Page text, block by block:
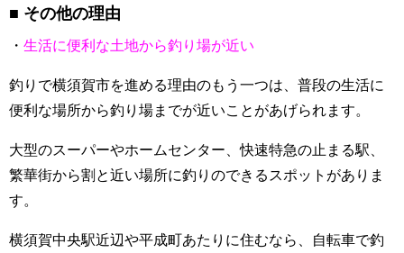
その他の理由
・ 生活に便利な土地から釣り場が近い
釣りで横須賀市を進める理由のもう一つは、普段の生活に
便利な場所から釣り場までが近いことがあげられます。
大型のスーパーやホームセンター、快速特急の止まる駅、
繁華街から割と近い場所に釣りのできるスポットがありま
す。
横須賀中央駅近辺や平成町あたりに住むなら、自転車で釣